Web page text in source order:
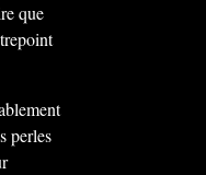
que
perles